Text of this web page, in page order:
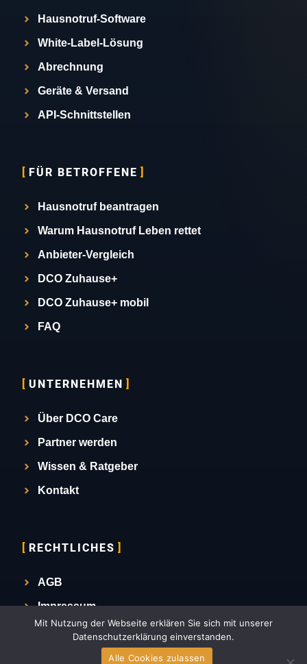
Hausnotruf-Software
White-Label-Lösung
Abrechnung
Geräte & Versand
API-Schnittstellen
FÜR BETROFFENE
Hausnotruf beantragen
Warum Hausnotruf Leben rettet
Anbieter-Vergleich
DCO Zuhause+
DCO Zuhause+ mobil
FAQ
UNTERNEHMEN
Über DCO Care
Partner werden
Wissen & Ratgeber
Kontakt
RECHTLICHES
AGB
Impressum
Datenschutz
Mit Nutzung der Webseite erklären Sie sich mit unserer
Datenschutzerklärung einverstanden.
Alle Cookies zulassen